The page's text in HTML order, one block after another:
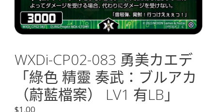
WXDi-CP02-083 勇美カエデ
「綠色 精靈 奏武：ブルアカ
（蔚藍檔案） LV1 有LB」
$1.00